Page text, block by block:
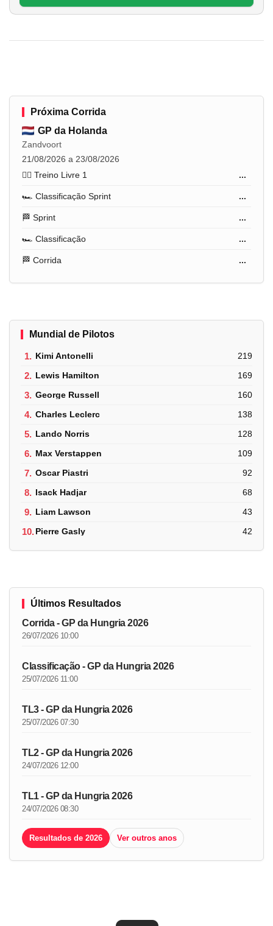
Próxima Corrida
GP da Holanda
Zandvoort
21/08/2026 a 23/08/2026
🏋️‍♂️ Treino Livre 1
...
🏎️ Classificação Sprint ...
🏁 Sprint ...
🏎️ Classificação ...
🏁 Corrida ...
Mundial de Pilotos
1. Kimi Antonelli 219
2. Lewis Hamilton 169
3. George Russell 160
4. Charles Leclerc 138
5. Lando Norris 128
6. Max Verstappen 109
7. Oscar Piastri 92
8. Isack Hadjar 68
9. Liam Lawson 43
10.Pierre Gasly 42
Últimos Resultados
Corrida - GP da Hungria 2026
26/07/2026 10:00
Classificação - GP da Hungria 2026
25/07/2026 11:00
TL3 - GP da Hungria 2026
25/07/2026 07:30
TL2 - GP da Hungria 2026
24/07/2026 12:00
TL1 - GP da Hungria 2026
24/07/2026 08:30
Resultados de 2026 Ver outros anos